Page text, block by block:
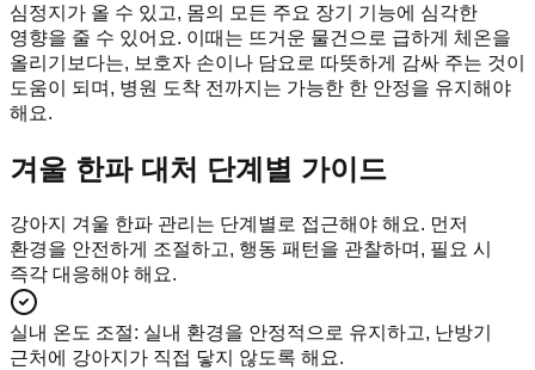
심정지가 올 수 있고, 몸의 모든 주요 장기 기능에 심각한
영향을 줄 수 있어요. 이때는 뜨거운 물건으로 급하게 체온을
올리기보다는, 보호자 손이나 담요로 따뜻하게 감싸 주는 것이
도움이 되며, 병원 도착 전까지는 가능한 한 안정을 유지해야
해요.
겨울 한파 대처 단계별 가이드
강아지 겨울 한파 관리는 단계별로 접근해야 해요. 먼저
환경을 안전하게 조절하고, 행동 패턴을 관찰하며, 필요 시
즉각 대응해야 해요.
실내 온도 조절: 실내 환경을 안정적으로 유지하고, 난방기
근처에 강아지가 직접 닿지 않도록 해요.